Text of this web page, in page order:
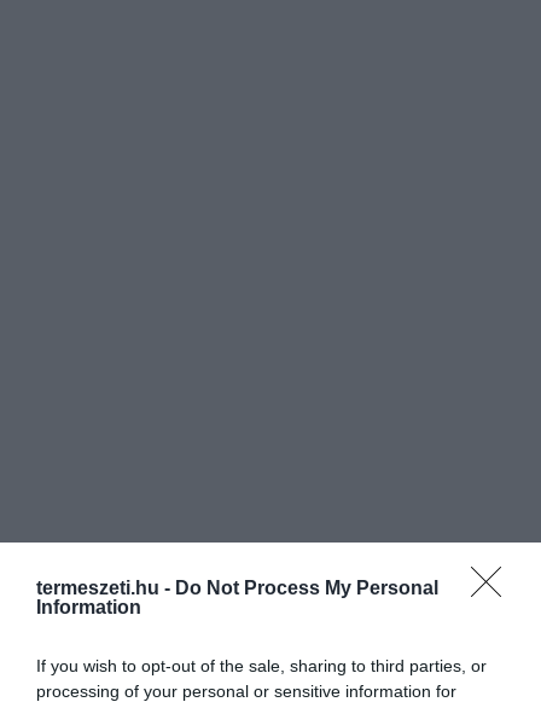
termeszeti.hu - Do Not Process My Personal
Information
If you wish to opt-out of the sale, sharing to third parties, or
processing of your personal or sensitive information for